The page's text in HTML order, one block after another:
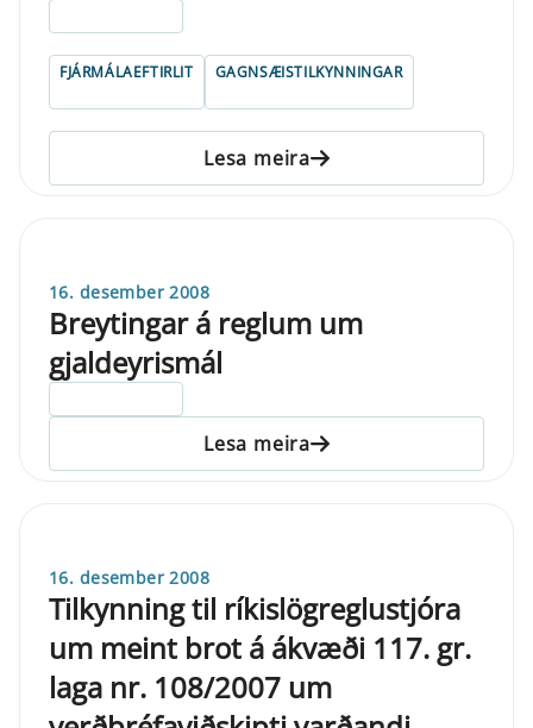
FJÁRMÁLAEFTIRLIT GAGNSÆISTILKYNNINGAR
Lesa meira
16. desember 2008
Breytingar á reglum um
gjaldeyrismál
Lesa meira
16. desember 2008
Tilkynning til ríkislögreglustjóra
um meint brot á ákvæði 117. gr.
laga nr. 108/2007 um